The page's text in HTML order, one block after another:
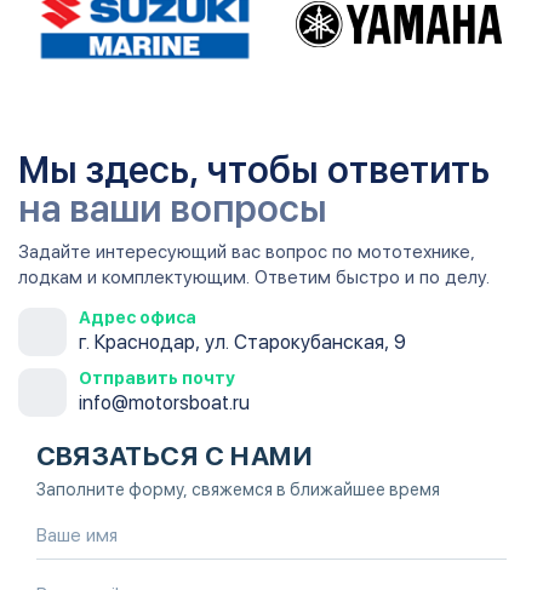
Мы здесь, чтобы ответить
на ваши вопросы
Задайте интересующий вас вопрос по мототехнике,
лодкам и комплектующим. Ответим быстро и по делу.
Адрес офиса
г. Краснодар, ул. Старокубанская, 9
Отправить почту
info@motorsboat.ru
СВЯЗАТЬСЯ С НАМИ
Заполните форму, свяжемся в ближайшее время